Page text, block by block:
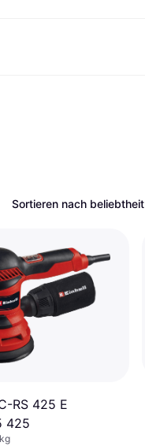
Sortieren nach beliebtheit
RS 425 E
425